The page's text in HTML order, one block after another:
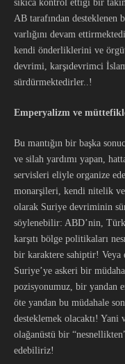
sıkıca kontrol ettiği bir
AB tarafından desteklenen
varlığını devam
kendi önderliklerini ve
devrimi, karşıdevrimci
sürdürmektedirler..!
Emperyalizm ve
Bu mantığın bir başka
ve silah yardımı yapan,
servisleri eliyle organize
monarşileri, kendi nitelik ve
olarak Suriye devriminin
söylenebilir: ABD’nin,
karşıtı bölge politikaları
bir karaktere sahiptir! Veya
Suriye’ye askeri bir
pozisyonumuz, bir yandan
öte yandan bu müdahale
desteklemek olacaktı! Yani
olağanüstü bir
edebiliriz!